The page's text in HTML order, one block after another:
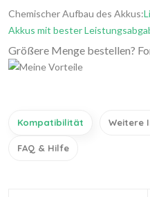
Chemischer Aufbau des Akkus:
Akkus mit bester
Größere Menge bestellen?
Kompatibilität Weitere
FAQ & Hilfe